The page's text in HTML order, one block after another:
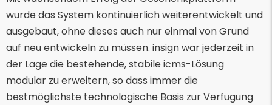
wurde das System kontinuierlich weiterentwickelt und
ausgebaut, ohne dieses auch nur einmal von Grund
auf neu entwickeln zu müssen. insign war jederzeit in
der Lage die bestehende, stabile icms-Lösung
modular zu erweitern, so dass immer die
bestmöglichste technologische Basis zur Verfügung